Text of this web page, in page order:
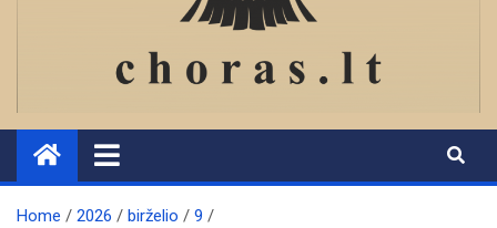
Home 2026 birželio
9